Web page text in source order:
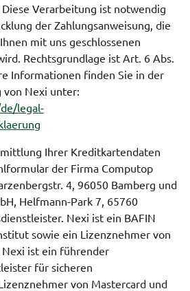
Verarbeitung ist notwendig
der Zahlungsanweisung, die
mit uns geschlossenen
Rechtsgrundlage ist Art. 6 Abs.
Informationen finden Sie in der
von Nexi unter:
legal-
Ihrer Kreditkartendaten
der Firma Computop
4, 96050 Bamberg und
Helfmann-Park 7, 65760
Nexi ist ein BAFIN
sowie ein Lizenznehmer von
Nexi ist ein führender
für sicheren
von Mastercard und